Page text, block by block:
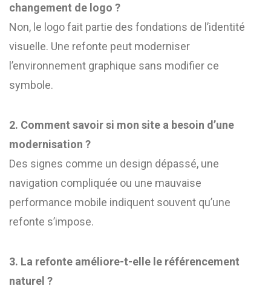
changement de logo ?
Non, le logo fait partie des fondations de l’identité
visuelle. Une refonte peut moderniser
l’environnement graphique sans modifier ce
symbole.
2. Comment savoir si mon site a besoin d’une
modernisation ?
Des signes comme un design dépassé, une
navigation compliquée ou une mauvaise
performance mobile indiquent souvent qu’une
refonte s’impose.
3. La refonte améliore-t-elle le référencement
naturel ?